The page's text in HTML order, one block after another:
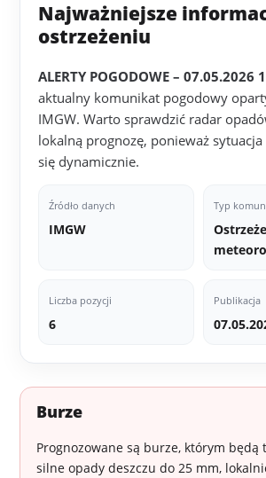
Najważniejsze
ostrzeżeniu
ALERTY POGODOWE – 07.05.2026
aktualny komunikat pogodowy
IMGW. Warto sprawdzić radar
lokalną prognozę, ponieważ
się dynamicznie.
Źródło danych
IMGW
Typ
Liczba pozycji
6
Publikacja
Burze
Prognozowane są burze, którym będą
silne opady deszczu do 25 mm,